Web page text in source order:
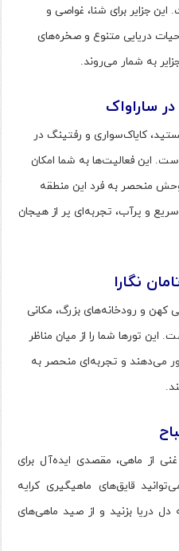
جزایر برای شنا، غواصی و
دریایی متنوع و صخره‌های
به شمار می‌روند.
ساراواک
کایاک‌سواری و رفتینگ در
این فعالیت‌ها به شما امکان
منحصر به فرد این منطقه
و پرآب، تجربه‌ای پر از هیجان
نگارا
کهن و رودخانه‌های بزرگ، مکانی
این تورها شما را از میان مناظر
می‌دهند و تجربه‌ای منحصر به
از ماهی، مقصدی ایده‌آل برای
قایق‌های ماهیگیری کرایه
دل دریا بزنید و از صید ماهی‌های